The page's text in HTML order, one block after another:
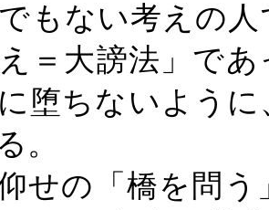
もない考えの
＝大謗法」で
堕ちないよう
。
せの「橋を問